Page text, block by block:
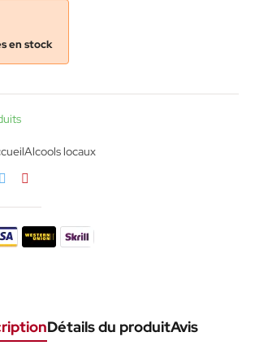
en stock
Alcools locaux
Détails du produitAvis